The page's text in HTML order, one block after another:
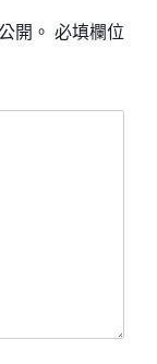
開。 必填欄位